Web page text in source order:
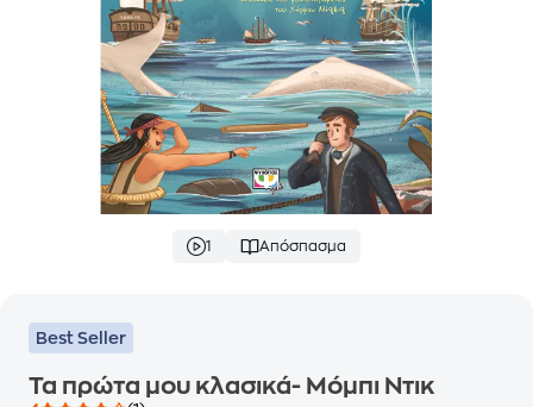
1 Απόσπασμα
Best Seller
Τα πρώτα μου κλασικά- Μόμπι Ντικ